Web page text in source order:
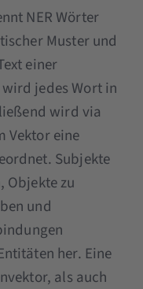
NER Wörter
Muster und
einer
jedes Wort in
wird via
Vektor eine
Subjekte
Objekte zu
und
her. Eine
als auch